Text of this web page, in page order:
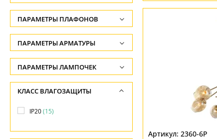
2360-6P
Высота, см
-
Ширина, см
-
Диаметр, см
-
Длина, см
ПАРАМЕТРЫ ПЛАФОНОВ
ФОРМА ПЛАФОНА
Декоративный(3)
Шар(9)
ПОВЕРХНОСТЬ
ПАРАМЕТРЫ АРМАТУРЫ
ЦВЕТ АРМАТУРЫ
Бронза(2)
ПАРАМЕТРЫ ЛАМПОЧЕК
Количество ламп
-
Общая мощность ламп
-
КЛАСС ВЛАГОЗАЩИТЫ
IP20(15)